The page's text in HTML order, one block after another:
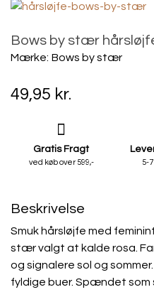
Bows by stær
Mærke: Bows by stær
49,95 kr.
Gratis Fragt
ved køb over 599,- 5-
Beskrivelse
Smuk hårsløjfe med
stær valgt at kalde rosa.
og signalere sol og
fyldige buer. Spændet som